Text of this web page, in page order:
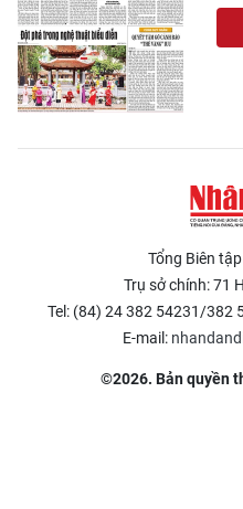
Tổng Biên tập
Trụ sở chính: 71
Tel: (84) 24 382 54231/382
E-mail:
©2026. Bản quyền